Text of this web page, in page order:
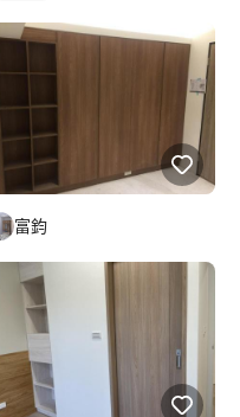
富鈞